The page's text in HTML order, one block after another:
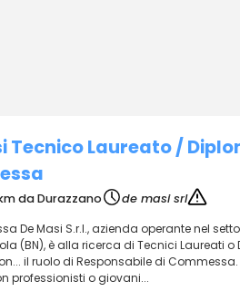
Tecnico Laureato /
da Durazzano
de masi srl
De Masi S.r.l., azienda operante nel
(BN), è alla ricerca di Tecnici Laureati
il ruolo di Responsabile di
professionisti o giovani...